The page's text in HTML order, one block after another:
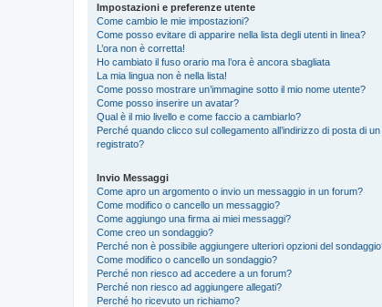
Impostazioni e preferenze utente
Come cambio le mie impostazioni?
Come posso evitare di apparire nella lista degli utenti in linea?
L’ora non è corretta!
Ho cambiato il fuso orario ma l’ora è ancora sbagliata
La mia lingua non è nella lista!
Come posso mostrare un’immagine sotto il mio nome utente?
Come posso inserire un avatar?
Qual è il mio livello e come faccio a cambiarlo?
Perché quando clicco sul collegamento all’indirizzo di posta di
registrato?
Invio Messaggi
Come apro un argomento o invio un messaggio in un forum?
Come modifico o cancello un messaggio?
Come aggiungo una firma ai miei messaggi?
Come creo un sondaggio?
Perché non è possibile aggiungere ulteriori opzioni del
Come modifico o cancello un sondaggio?
Perché non riesco ad accedere a un forum?
Perché non riesco ad aggiungere allegati?
Perché ho ricevuto un richiamo?